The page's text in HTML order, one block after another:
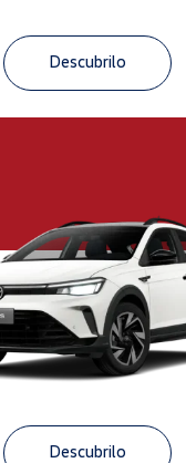
Descubrilo
Descubrilo